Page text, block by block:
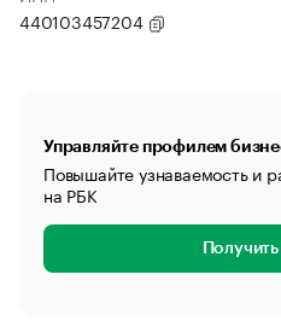
440103457204
Управляйте профилем
Повышайте узнаваемость и
на РБК